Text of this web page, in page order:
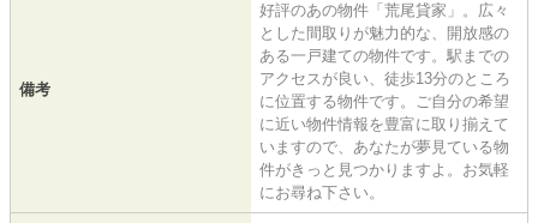
備考
好評のあの物件「荒尾貸家」。広々
とした間取りが魅力的な、開放感の
ある一戸建ての物件です。駅までの
アクセスが良い、徒歩13分のところ
に位置する物件です。ご自分の希望
に近い物件情報を豊富に取り揃えて
いますので、あなたが夢見ている物
件がきっと見つかりますよ。お気軽
にお尋ね下さい。